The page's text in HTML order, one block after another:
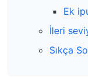
Ek
İleri
Sıkça